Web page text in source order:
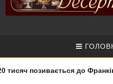
позивається до